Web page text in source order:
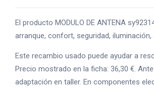
El producto MODULO DE ANTENA
arranque, confort, seguridad,
Este recambio usado puede ayudar a
Precio mostrado en la ficha: 36,30 €.
adaptación en taller. En componentes